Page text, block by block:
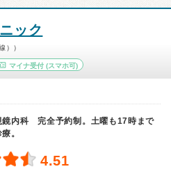
ック
））
マイナ受付 (スマホ可)
鏡内科 完全予約制。土曜も17時まで
。
4.51